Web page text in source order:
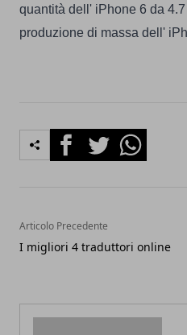
quantità dell' iPhone 6 da
produzione di massa dell'
FacebookTwitterWhatsapp
Articolo Precedente
I migliori 4 traduttori online